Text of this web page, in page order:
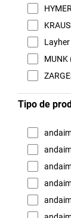
MUNK
Tipo de